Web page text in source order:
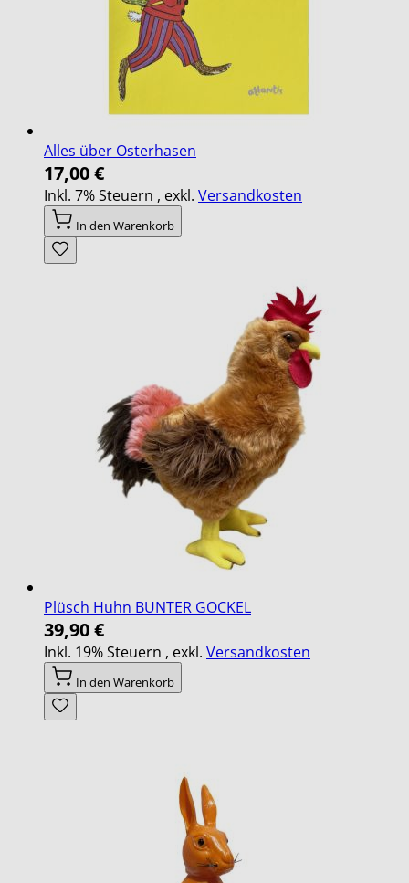
Alles über Osterhasen
17,00 €
Inkl. 7% Steuern , exkl. Versandkosten
In den Warenkorb
Plüsch Huhn BUNTER GOCKEL
39,90 €
Inkl. 19% Steuern , exkl. Versandkosten
In den Warenkorb